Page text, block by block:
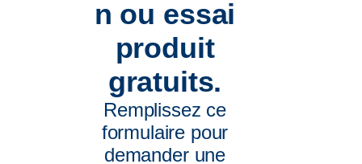
n ou essai
produit
gratuits.
Remplissez ce
formulaire pour
demander une